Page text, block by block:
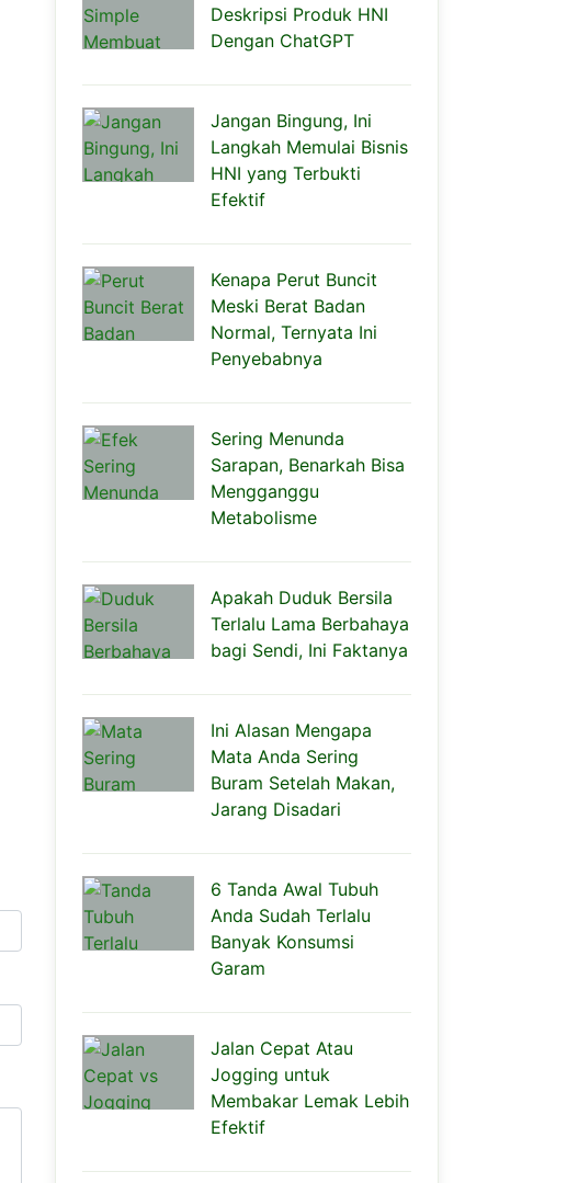
Deskripsi Produk HNI
Dengan ChatGPT
Jangan Bingung, Ini
Langkah Memulai Bisnis
HNI yang Terbukti
Efektif
Kenapa Perut Buncit
Meski Berat Badan
Normal, Ternyata Ini
Penyebabnya
Sering Menunda
Sarapan, Benarkah Bisa
Mengganggu
Metabolisme
Apakah Duduk Bersila
Terlalu Lama Berbahaya
bagi Sendi, Ini Faktanya
Ini Alasan Mengapa
Mata Anda Sering
Buram Setelah Makan,
Jarang Disadari
6 Tanda Awal Tubuh
Anda Sudah Terlalu
Banyak Konsumsi
Garam
Jalan Cepat Atau
Jogging untuk
Membakar Lemak Lebih
Efektif